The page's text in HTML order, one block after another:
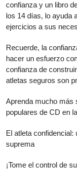
confianza y un libro
los 14 días, lo ayuda
ejercicios a sus
Recuerde, la
hacer un esfuerzo
confianza de
atletas seguros son
Aprenda mucho más
populares de CD en
El atleta confidencial:
suprema
¡Tome el control de